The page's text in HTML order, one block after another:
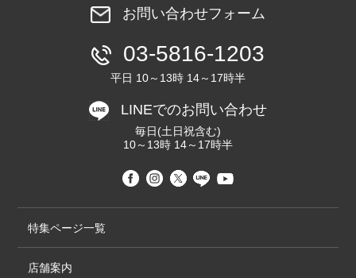
お問い合わせフォーム
03-5816-1203
平日 10～13時 14～17時半
LINEでのお問い合わせ
毎日(土日祝含む)
10～13時 14～17時半
特集ページ一覧
店舗案内